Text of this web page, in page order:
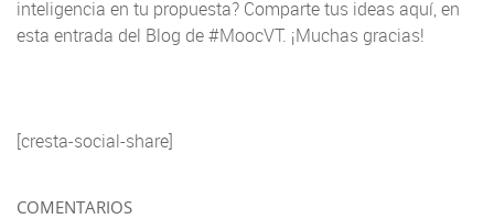
inteligencia en tu propuesta? Comparte tus ideas aquí, en
esta entrada del Blog de #MoocVT. ¡Muchas gracias!
[cresta-social-share]
COMENTARIOS